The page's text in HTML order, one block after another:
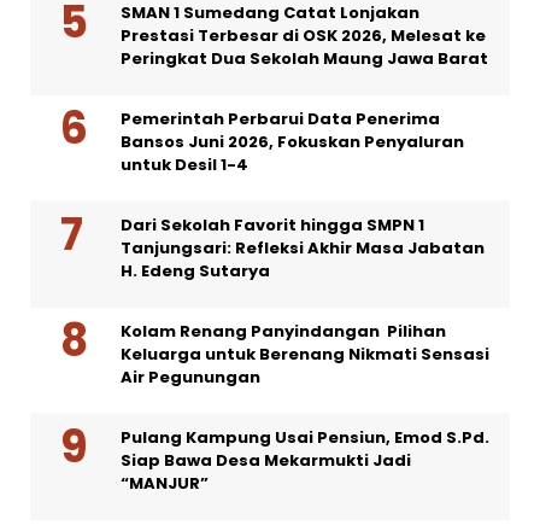
SMAN 1 Sumedang Catat Lonjakan
Prestasi Terbesar di OSK 2026, Melesat ke
Peringkat Dua Sekolah Maung Jawa Barat
Pemerintah Perbarui Data Penerima
Bansos Juni 2026, Fokuskan Penyaluran
untuk Desil 1-4
Dari Sekolah Favorit hingga SMPN 1
Tanjungsari: Refleksi Akhir Masa Jabatan
H. Edeng Sutarya
Kolam Renang Panyindangan Pilihan
Keluarga untuk Berenang Nikmati Sensasi
Air Pegunungan
Pulang Kampung Usai Pensiun, Emod S.Pd.
Siap Bawa Desa Mekarmukti Jadi
“MANJUR”